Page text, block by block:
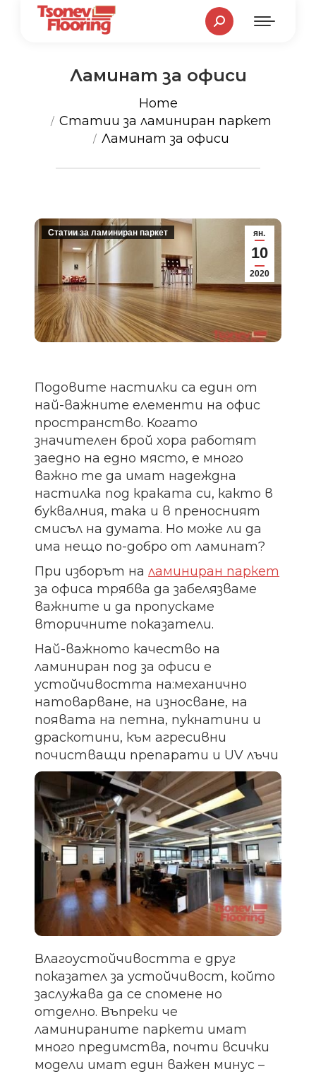
Search:
Ламинат за офиси
Home
Статии за ламиниран паркет
Ламинат за офиси
ян.
10
2020
Статии за ламиниран паркет
Подовите настилки са един от
най-важните елементи на офис
пространство. Когато
значителен брой хора работят
заедно на едно място, е много
важно те да имат надеждна
настилка под краката си, както в
буквалния, така и в преносният
смисъл на думата. Но може ли да
има нещо по-добро от ламинат?
При изборът наламиниран паркет
за офиса трябва да забелязваме
важните и да пропускаме
вторичните показатели.
Най-важното качество на
ламиниран под за офиси е
устойчивостта на:механично
натоварване, на износване, на
появата на петна, пукнатини и
драскотини, към агресивни
почистващи препарати и UV лъчи
Влагоустойчивостта е друг
показател за устойчивост, който
заслужава да се спомене но
отделно. Въпреки че
ламинираните паркети имат
много предимства, почти всички
модели имат един важен минус –